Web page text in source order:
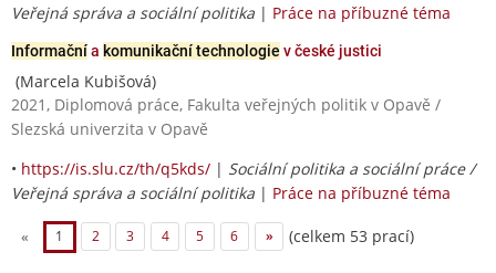
Veřejná správa a sociální politika | Práce na příbuzné téma
Informačnía komunikační technologie v české justici
(Marcela Kubišová)
2021, Diplomová práce, Fakulta veřejných politik v Opavě /
Slezská univerzita v Opavě
• https://is.slu.cz/th/q5kds/ | Sociální politika a sociální práce /
Veřejná správa a sociální politika | Práce na příbuzné téma
« 1 2 3 4 5 6 » (celkem 53 prací)